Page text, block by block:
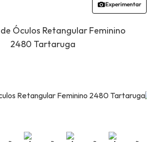
Experimentar
Óculos Retangular Feminino
2480 Tartaruga